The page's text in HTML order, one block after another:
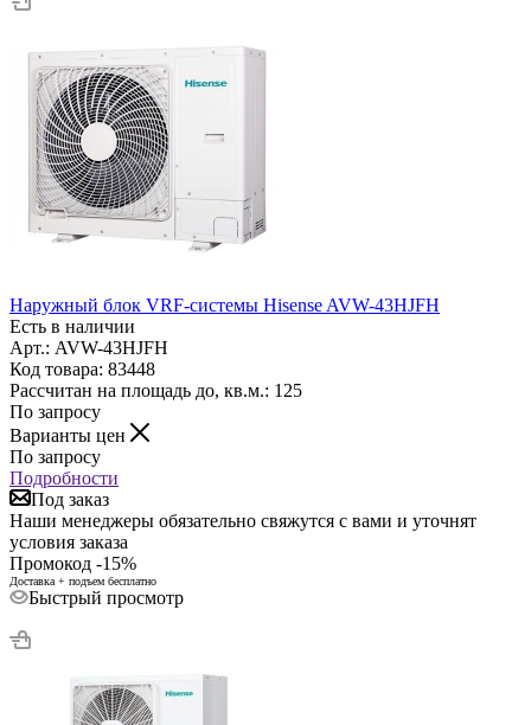
Наружный блок VRF-системы Hisense AVW-43HJFH
Есть в наличии
Арт.: AVW-43HJFH
Код товара: 83448
Рассчитан на площадь до, кв.м.: 125
По запросу
Варианты цен
По запросу
Подробности
Под заказ
Наши менеджеры обязательно свяжутся с вами и уточнят
условия заказа
Промокод -15%
Доставка + подъем бесплатно
Быстрый просмотр